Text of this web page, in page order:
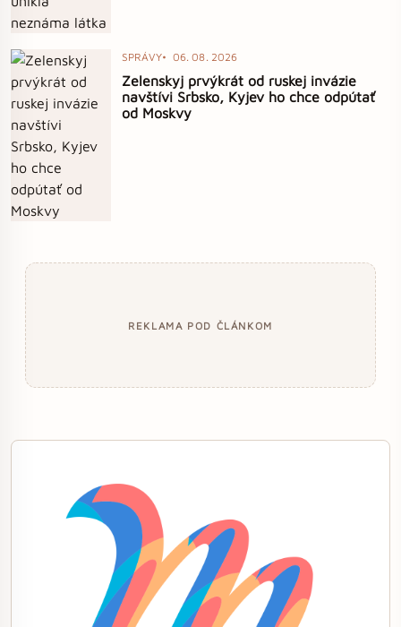
SPRÁVY 06. 08. 2026
Zelenskyj prvýkrát od ruskej invázie
navštívi Srbsko, Kyjev ho chce odpútať
od Moskvy
REKLAMA POD ČLÁNKOM